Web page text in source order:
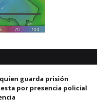
guarda prisión
por presencia policial